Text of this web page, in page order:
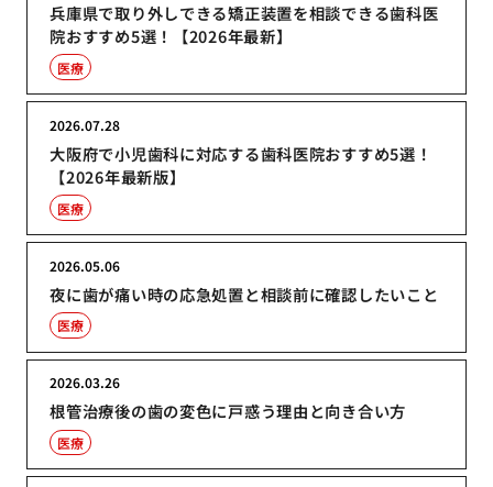
兵庫県で取り外しできる矯正装置を相談できる歯科医
院おすすめ5選！【2026年最新】
医療
大阪府で小児歯科に対応する歯科医院おすすめ5選！
【2026年最新版】
2026.07.28
医療
夜に歯が痛い時の応急処置と相談前に確認したいこと
2026.05.06
医療
根管治療後の歯の変色に戸惑う理由と向き合い方
2026.03.26
医療